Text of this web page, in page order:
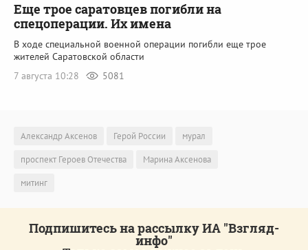
Еще трое саратовцев погибли на
спецоперации. Их имена
В ходе специальной военной операции погибли еще трое
жителей Саратовской области
7 августа 10:28
5081
Александр Аксенов Герой России
мурал
проспект Героев Отечества
Марина Аксенова
митинг
Подпишитесь на рассылку ИА "Взгляд-
инфо"